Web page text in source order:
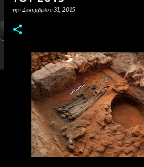
ΑΡΧΙΚΗ
την Δεκεμβρίου 31, 2015